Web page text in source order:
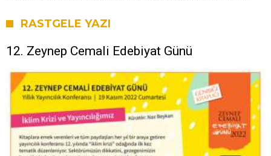
RASTGELE YAZI
12. Zeynep Cemali Edebiyat Günü